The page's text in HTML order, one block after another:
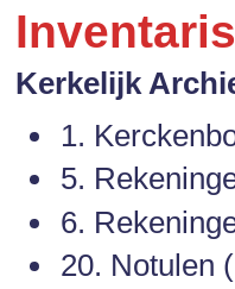
Kerkelijk
1.
5.
6.
20. Notulen